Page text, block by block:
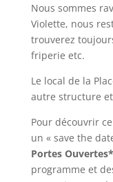
Nous sommes
Violette, nous
trouverez
friperie etc.
Le local de la
autre structure et
Pour découvrir
un « save the
Portes
programme et